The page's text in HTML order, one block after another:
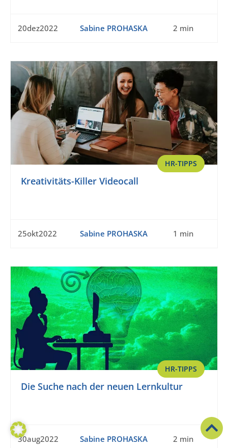
20dez2022 Sabine PROHASKA 2 min
HR-TIPPS
Kreativitäts-Killer Videocall
25okt2022 Sabine PROHASKA 1 min
HR-TIPPS
Die Suche nach der neuen Lernkultur
30aug2022 Sabine PROHASKA 2 min